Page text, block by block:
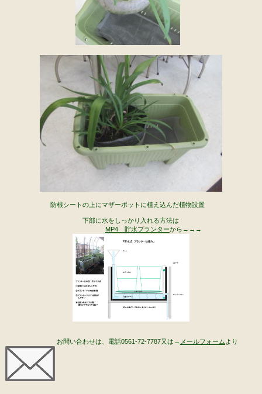
防根シートの上にマザーポットに植え込んだ植物設置
下部に水をしっかり入れる方法は
MP4 貯水プランターから→→→
お問い合わせは、電話0561-72-7787又は→ メールフォーム より